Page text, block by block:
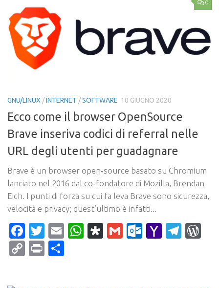
0
GNU/LINUX /INTERNET /SOFTWARE 10 GIUGNO 2020
Ecco come il browser OpenSource
Brave inseriva codici di referral nelle
URL degli utenti per guadagnare
Brave è un browser open-source basato su Chromium
lanciato nel 2016 dal co-fondatore di Mozilla, Brendan
Eich. I punti di forza su cui fa leva Brave sono sicurezza,
velocità e privacy; quest’ultimo è infatti...
Facebook
Twitter
EmailWhatsApp
Diaspora
Gmail Yahoo
CopyPrint